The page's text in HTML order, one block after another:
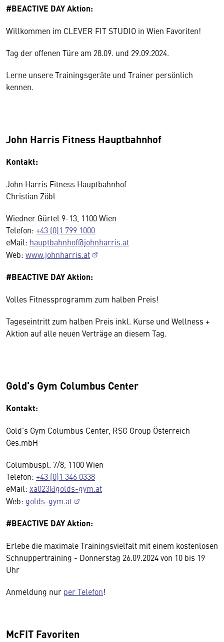
#BEACTIVE DAY Aktion:
Willkommen im CLEVER FIT STUDIO in Wien Favoriten!
Tag der offenen Türe am 28.09. und 29.09.2024.
Lerne unsere Trainingsgeräte und Trainer persönlich
kennen.
John Harris Fitness Hauptbahnhof
Kontakt:
John Harris Fitness Hauptbahnhof
Christian Zöbl
Wiedner Gürtel 9-13, 1100 Wien
Telefon: +43 (0)1 799 1000
eMail: hauptbahnhof@johnharris.at
Web: www.johnharris.at
#BEACTIVE DAY Aktion:
Volles Fitnessprogramm zum halben Preis!
Tageseintritt zum halben Preis inkl. Kurse und Wellness +
Aktion auf alle neuen Verträge an diesem Tag.
Gold's Gym Columbus Center
Kontakt:
Gold's Gym Columbus Center, RSG Group Österreich
Ges.mbH
Columbuspl. 7/8, 1100 Wien
Telefon: +43 (0)1 346 0338
eMail: xa023@golds-gym.at
Web: golds-gym.at
#BEACTIVE DAY Aktion:
Erlebe die maximale Trainingsvielfalt mit einem kostenlosen
Schnuppertraining - Donnerstag 26.09.2024 von 10 bis 19
Uhr
Anmeldung nur per Telefon!
McFIT Favoriten